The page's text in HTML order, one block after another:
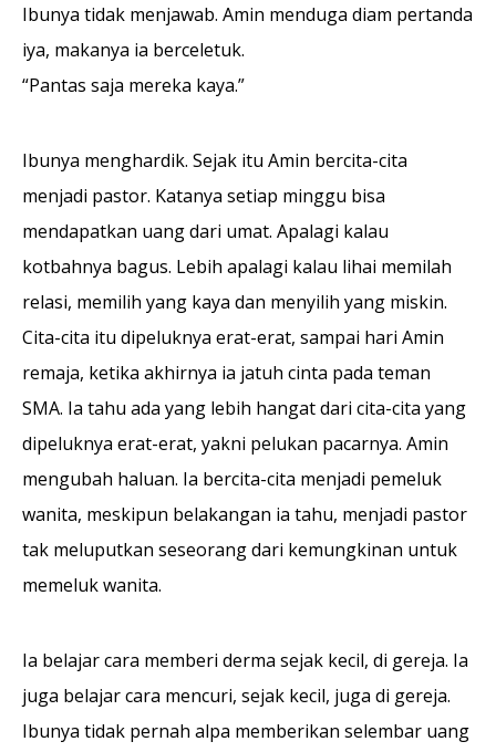
Ibunya tidak menjawab. Amin menduga diam pertanda
iya, makanya ia berceletuk.
“Pantas saja mereka kaya.”
Ibunya menghardik. Sejak itu Amin bercita-cita
menjadi pastor. Katanya setiap minggu bisa
mendapatkan uang dari umat. Apalagi kalau
kotbahnya bagus. Lebih apalagi kalau lihai memilah
relasi, memilih yang kaya dan menyilih yang miskin.
Cita-cita itu dipeluknya erat-erat, sampai hari Amin
remaja, ketika akhirnya ia jatuh cinta pada teman
SMA. Ia tahu ada yang lebih hangat dari cita-cita yang
dipeluknya erat-erat, yakni pelukan pacarnya. Amin
mengubah haluan. Ia bercita-cita menjadi pemeluk
wanita, meskipun belakangan ia tahu, menjadi pastor
tak meluputkan seseorang dari kemungkinan untuk
memeluk wanita.
Ia belajar cara memberi derma sejak kecil, di gereja. Ia
juga belajar cara mencuri, sejak kecil, juga di gereja.
Ibu­nya tidak pernah alpa memberikan selembar uang